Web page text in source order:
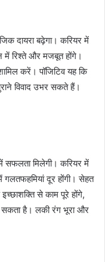
दायरा बढ़ेगा। करियर में
रिश्ते और मजबूत होंगे।
करें। पॉजिटिव यह कि
विवाद उभर सकते हैं।
मिलेगी। करियर में
गलतफहमियां दूर होंगी। सेहत
से काम पूरे होंगे,
सकता है। लकी रंग भूरा और